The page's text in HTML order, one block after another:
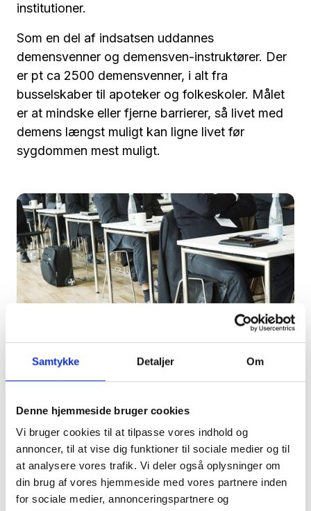
Samtykke Detaljer Om
Denne hjemmeside bruger cookies
Vi bruger cookies til at tilpasse vores indhold og
annoncer, til at vise dig funktioner til sociale medier og til
at analysere vores trafik. Vi deler også oplysninger om
din brug af vores hjemmeside med vores partnere inden
for sociale medier, annonceringspartnere og
institutioner.
Som en del af indsatsen uddannes
demensvenner og demensven-instruktører. Der
er pt ca 2500 demensvenner, i alt fra
busselskaber til apoteker og folkeskoler. Målet
er at mindske eller fjerne barrierer, så livet med
demens længst muligt kan ligne livet før
sygdommen mest muligt.
tidspunkt i et demensforløb får de fleste brug
for støtte fra kommunen. Her er der forskellige
tilbud til personer med demens og deres
familier, men disse kan både udvikles og
styrkes. Et eksempel er at den tidlige indsats nu
også har forskningsbaserede tilbud om fysisk